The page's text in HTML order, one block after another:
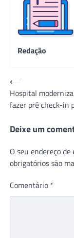
Redação
Navegação
de
Post
⟵
Hospital
fazer pré check-in
Deixe um
O seu endereço
obrigatórios são
Comentário *